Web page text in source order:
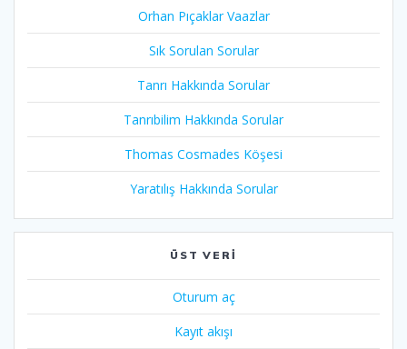
Orhan Pıçaklar Vaazlar
Sık Sorulan Sorular
Tanrı Hakkında Sorular
Tanrıbilim Hakkında Sorular
Thomas Cosmades Köşesi
Yaratılış Hakkında Sorular
ÜST VERI
Oturum aç
Kayıt akışı